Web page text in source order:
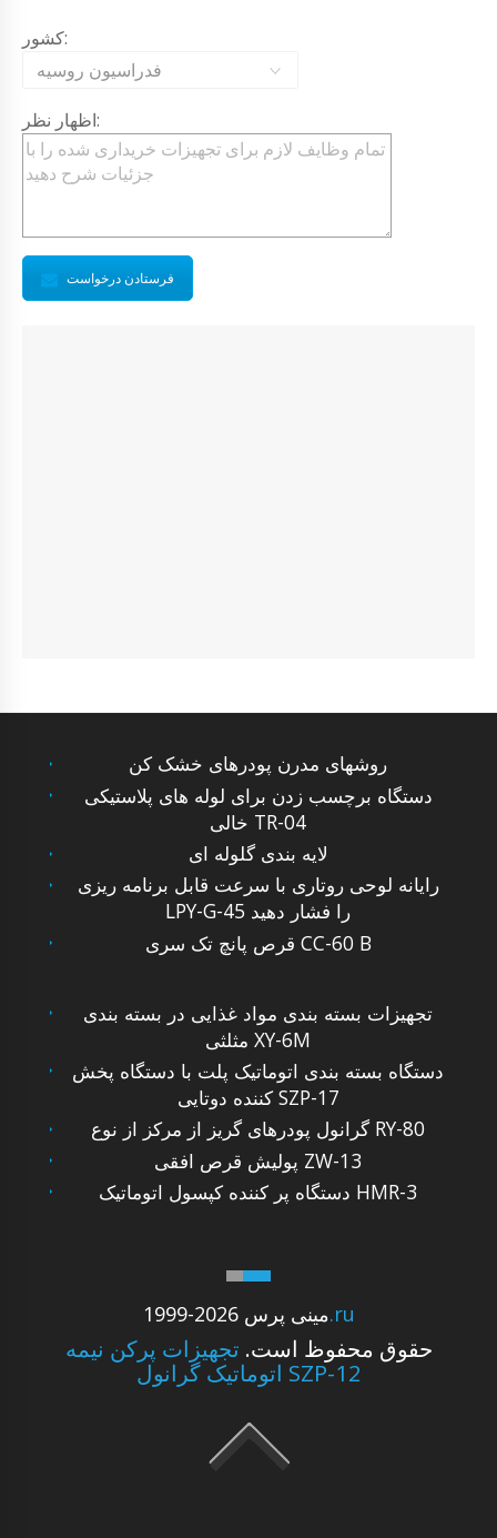
کشور:
فدراسیون روسیه
اظهار نظر:
فرستادن درخواست
روشهای مدرن پودرهای خشک کن
دستگاه برچسب زدن برای لوله های پلاستیکی
خالی TR-04
لایه بندی گلوله ای
رایانه لوحی روتاری با سرعت قابل برنامه ریزی
LPY-G-45 را فشار دهید
قرص پانچ تک سری CC-60 B
1999-2026 مینی پرس.ru
حقوق محفوظ است. تجهیزات پرکن نیمه
اتوماتیک گرانول SZP-12
تجهیزات بسته بندی مواد غذایی در بسته بندی
مثلثی XY-6M
دستگاه بسته بندی اتوماتیک پلت با دستگاه پخش
کننده دوتایی SZP-17
گرانول پودرهای گریز از مرکز از نوع RY-80
پولیش قرص افقی ZW-13
دستگاه پر کننده کپسول اتوماتیک HMR-3